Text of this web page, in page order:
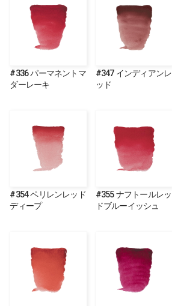
#336 パーマネントマ
ダーレーキ
#347 インディアンレ
ッド
#354 ペリレンレッド
ディープ
#355 ナフトールレッ
ドブルーイッシュ